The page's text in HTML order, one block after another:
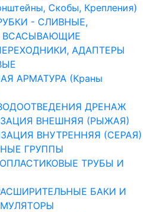
Скобы, Крепления)
- СЛИВНЫЕ,
ВСАСЫВАЮЩИЕ
АДАПТЕРЫ
АРМАТУРА (Краны
ДРЕНАЖ
ВНЕШНЯЯ (РЫЖАЯ)
ВНУТРЕННЯЯ (СЕРАЯ)
ГРУППЫ
ТРУБЫ И
БАКИ И